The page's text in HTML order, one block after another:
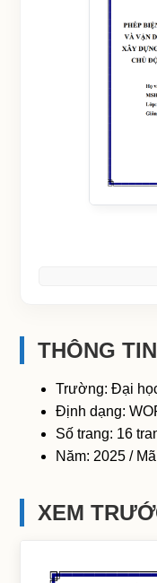
THÔNG
Trường: Đại
Định dạng:
Số trang: 16
Năm: 2025 /
XEM